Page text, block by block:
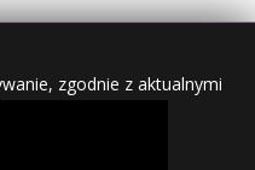
zgodnie z aktualnymi